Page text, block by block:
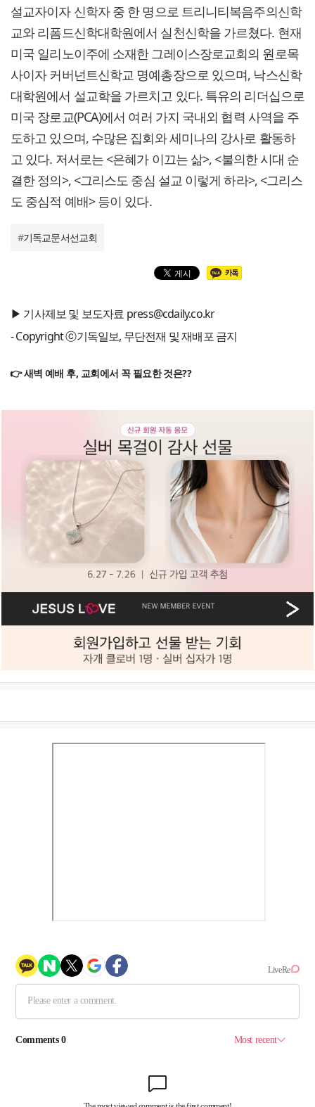
설교자이자 신학자 중 한 명으로 트리니티복음주의신학
교와 리폼드신학대학원에서 실천신학을 가르쳤다. 현재
미국 일리노이주에 소재한 그레이스장로교회의 원로목
사이자 커버넌트신학교 명예총장으로 있으며, 낙스신학
대학원에서 설교학을 가르치고 있다. 특유의 리더십으로
미국 장로교(PCA)에서 여러 가지 국내외 협력 사역을 주
도하고 있으며, 수많은 집회와 세미나의 강사로 활동하
고 있다. 저서로는 <은혜가 이끄는 삶>, <불의한 시대 순
결한 정의>, <그리스도 중심 설교 이렇게 하라>, <그리스
도 중심적 예배> 등이 있다.
#기독교문서선교회
▶ 기사제보 및 보도자료 press@cdaily.co.kr
- Copyright ⓒ기독일보, 무단전재 및 재배포 금지
👉 새벽 예배 후, 교회에서 꼭 필요한 것은??